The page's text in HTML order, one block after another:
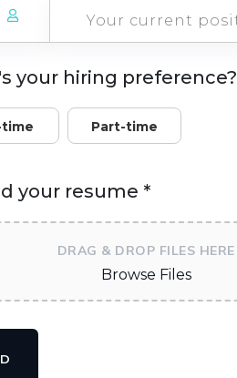
your hiring preference?
time Part-time
your resume *
DRAG & DROP FILES HERE
Browse Files